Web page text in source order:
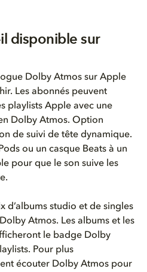
disponible sur
Dolby Atmos sur Apple
Les abonnés peuvent
playlists Apple avec une
Dolby Atmos. Option
de suivi de tête dynamique.
ou un casque Beats à un
pour que le son suive les
d’albums studio et de singles
Atmos. Les albums et les
le badge Dolby
Pour plus
écouter Dolby Atmos pour